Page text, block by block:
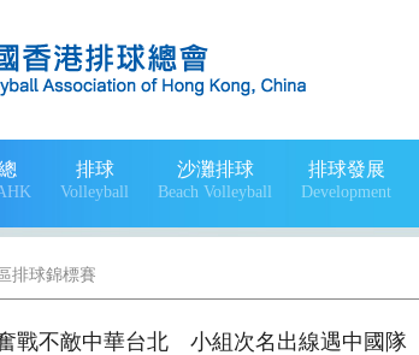
排球
Volleyball
沙灘排球
Beach Volleyball
排球發展
Development
排球錦標賽
戰不敵中華台北 小組次名出線遇中國隊